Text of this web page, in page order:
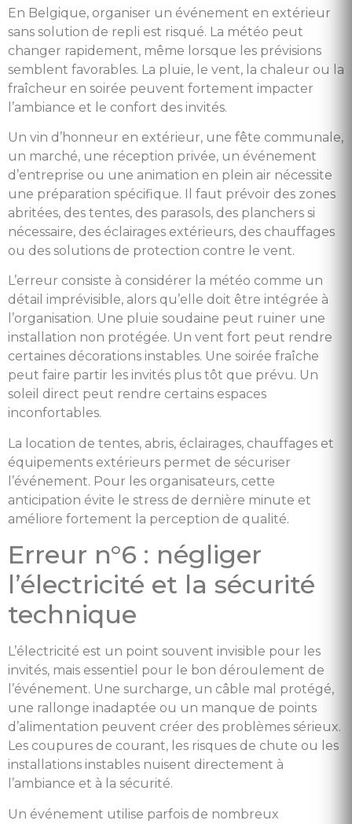
En Belgique, organiser un événement en extérieur
sans solution de repli est risqué. La météo peut
changer rapidement, même lorsque les prévisions
semblent favorables. La pluie, le vent, la chaleur ou la
fraîcheur en soirée peuvent fortement impacter
l’ambiance et le confort des invités.
Un vin d’honneur en extérieur, une fête communale,
un marché, une réception privée, un événement
d’entreprise ou une animation en plein air nécessite
une préparation spécifique. Il faut prévoir des zones
abritées, des tentes, des parasols, des planchers si
nécessaire, des éclairages extérieurs, des chauffages
ou des solutions de protection contre le vent.
L’erreur consiste à considérer la météo comme un
détail imprévisible, alors qu’elle doit être intégrée à
l’organisation. Une pluie soudaine peut ruiner une
installation non protégée. Un vent fort peut rendre
certaines décorations instables. Une soirée fraîche
peut faire partir les invités plus tôt que prévu. Un
soleil direct peut rendre certains espaces
inconfortables.
La location de tentes, abris, éclairages, chauffages et
équipements extérieurs permet de sécuriser
l’événement. Pour les organisateurs, cette
anticipation évite le stress de dernière minute et
améliore fortement la perception de qualité.
Erreur n°6 : négliger
l’électricité et la sécurité
technique
L’électricité est un point souvent invisible pour les
invités, mais essentiel pour le bon déroulement de
l’événement. Une surcharge, un câble mal protégé,
une rallonge inadaptée ou un manque de points
d’alimentation peuvent créer des problèmes sérieux.
Les coupures de courant, les risques de chute ou les
installations instables nuisent directement à
l’ambiance et à la sécurité.
Un événement utilise parfois de nombreux